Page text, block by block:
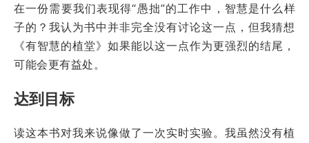
在一份需要我们表现得“愚拙”的工作中，智慧是什么样
子的？我认为书中并非完全没有讨论这一点，但我猜想
《有智慧的植堂》如果能以这一点作为更强烈的结尾，
可能会更有益处。
达到目标
读这本书对我来说像做了一次实时实验。我虽然没有植